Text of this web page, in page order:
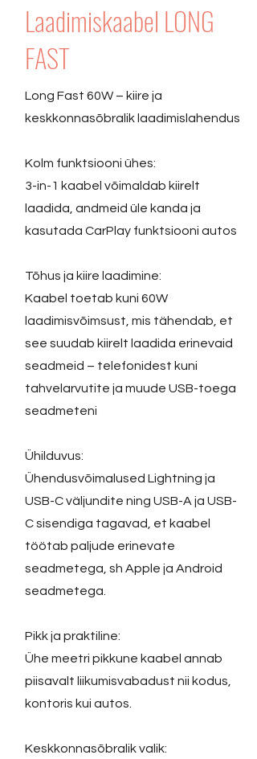
Laadimiskaabel LONG
FAST
Long Fast 60W – kiire ja
keskkonnasõbralik laadimislahendus
Kolm funktsiooni ühes:
3-in-1 kaabel võimaldab kiirelt
laadida, andmeid üle kanda ja
kasutada CarPlay funktsiooni autos
Tõhus ja kiire laadimine:
Kaabel toetab kuni 60W
laadimisvõimsust, mis tähendab, et
see suudab kiirelt laadida erinevaid
seadmeid – telefonidest kuni
tahvelarvutite ja muude USB-toega
seadmeteni
Ühilduvus:
Ühendusvõimalused Lightning ja
USB-C väljundite ning USB-A ja USB-
C sisendiga tagavad, et kaabel
töötab paljude erinevate
seadmetega, sh Apple ja Android
seadmetega.
Pikk ja praktiline:
Ühe meetri pikkune kaabel annab
piisavalt liikumisvabadust nii kodus,
kontoris kui autos.
Keskkonnasõbralik valik: